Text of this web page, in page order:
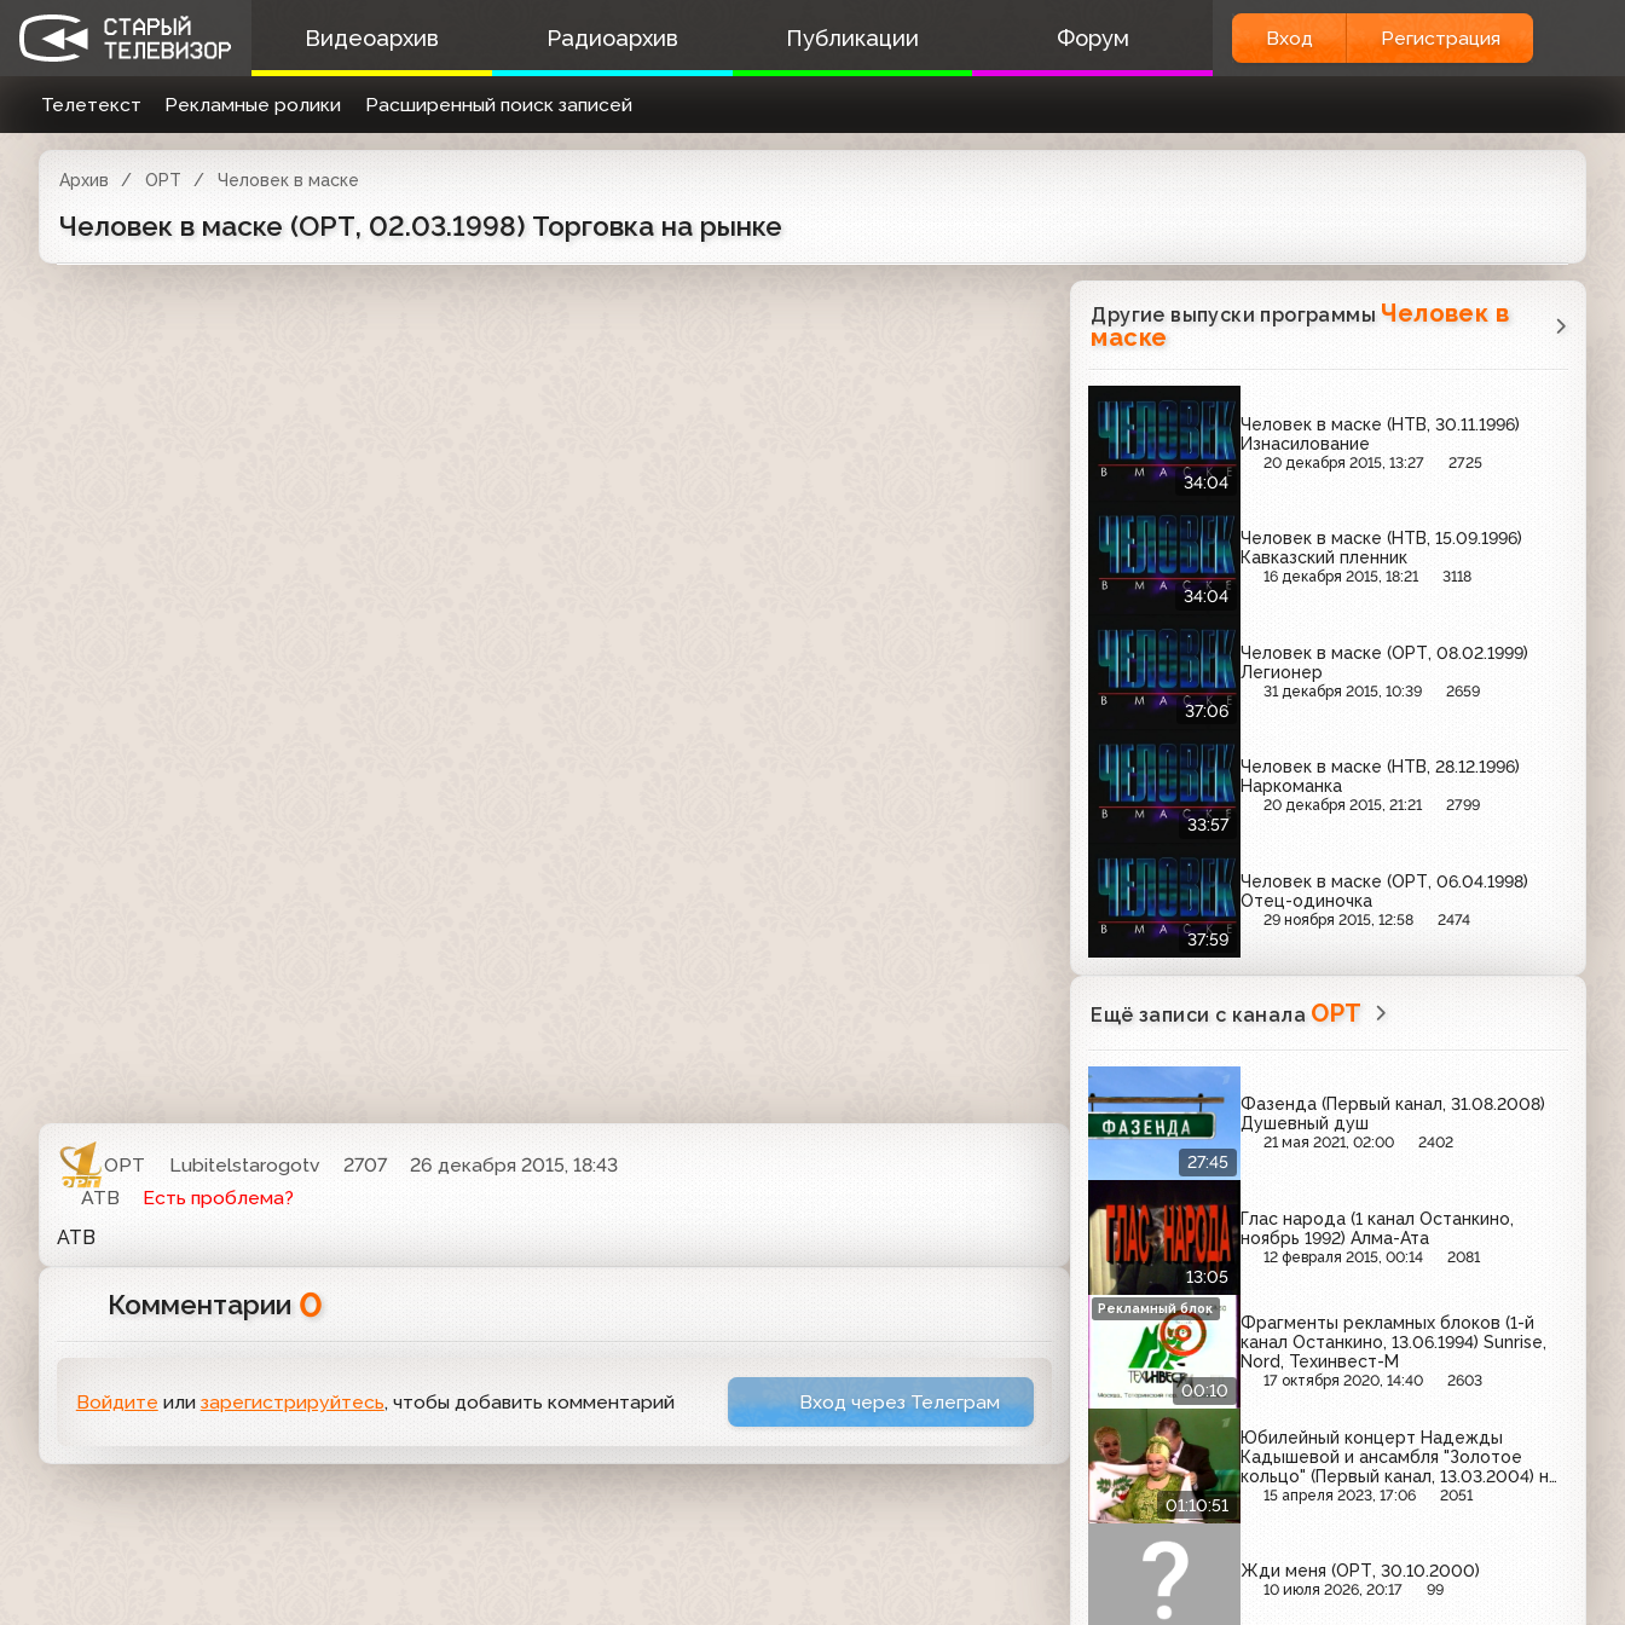
Видеоархив Радиоархив Публикации Форум Вход Регистрация
Телетекст Рекламные ролики Расширенный поиск записей
Архив ОРТ Человек в маске
Человек в маске (ОРТ, 02.03.1998) Торговка на рынке
ОРТ Lubitelstarogotv 2707
26 декабря 2015, 18:43
АТВ
Есть проблема?
АТВ
Комментарии 0
Войдите или зарегистрируйтесь, чтобы добавить комментарий Вход через Телеграм
Другие выпуски программы Человек в
маске
34:04
Человек в маске (НТВ, 30.11.1996)
Изнасилование
20 декабря 2015, 13:27 2725
34:04
Человек в маске (НТВ, 15.09.1996)
Кавказский пленник
16 декабря 2015, 18:21 3118
37:06
Человек в маске (ОРТ, 08.02.1999)
Легионер
31 декабря 2015, 10:39 2659
33:57
Человек в маске (НТВ, 28.12.1996)
Наркоманка
20 декабря 2015, 21:21 2799
37:59
Человек в маске (ОРТ, 06.04.1998)
Отец-одиночка
29 ноября 2015, 12:58 2474
Ещё записи с канала ОРТ
27:45
Фазенда (Первый канал, 31.08.2008)
Душевный душ
21 мая 2021, 02:00 2402
13:05
Глас народа (1 канал Останкино,
ноябрь 1992) Алма-Ата
12 февраля 2015, 00:14 2081
00:10
Фрагменты рекламных блоков (1-й
канал Останкино, 13.06.1994) Sunrise,
Nord, Техинвест-М
17 октября 2020, 14:40 2603
Рекламный блок
01:10:51
Юбилейный концерт Надежды
Кадышевой и ансамбля "Золотое
кольцо" (Первый канал, 13.03.2004) не
полностью
15 апреля 2023, 17:06 2051
Жди меня (ОРТ, 30.10.2000)
10 июля 2026, 20:17 99